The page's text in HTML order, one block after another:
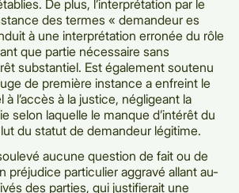
De plus, l’interprétation par le
des termes « demandeur es
à une interprétation erronée du rôle
que partie nécessaire sans
substantiel. Est également soutenu
de première instance a enfreint le
l’accès à la justice, négligeant la
selon laquelle le manque d’intérêt du
du statut de demandeur légitime.
aucune question de fait ou de
préjudice particulier aggravé allant au-
des parties, qui justifierait une